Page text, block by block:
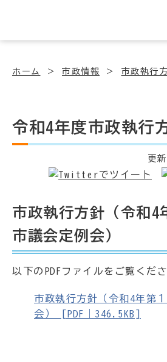
ホーム 市政情報 市政執行
令和4年度市政執行
更新
市政執行方針（令和4
市議会定例会）
以下のPDFファイルをご覧くださ
市政執行方針（令和4年第
会） [PDF｜346.5KB]